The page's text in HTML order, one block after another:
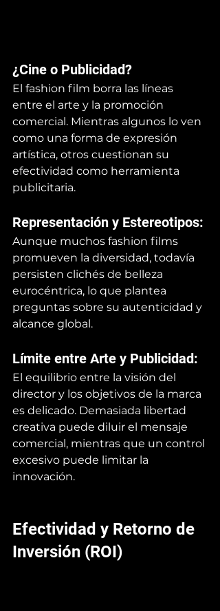
¿Cine o Publicidad?
El fashion film borra las líneas
entre el arte y la promoción
comercial. Mientras algunos lo ven
como una forma de expresión
artística, otros cuestionan su
efectividad como herramienta
publicitaria.
Representación y Estereotipos:
Aunque muchos fashion films
promueven la diversidad, todavía
persisten clichés de belleza
eurocéntrica, lo que plantea
preguntas sobre su autenticidad y
alcance global.
Límite entre Arte y Publicidad:
El equilibrio entre la visión del
director y los objetivos de la marca
es delicado. Demasiada libertad
creativa puede diluir el mensaje
comercial, mientras que un control
excesivo puede limitar la
innovación.
Efectividad y Retorno de
Inversión (ROI)